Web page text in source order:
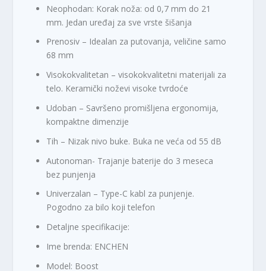
Neophodan: Korak noža: od 0,7 mm do 21
mm. Jedan uređaj za sve vrste šišanja
Prenosiv – Idealan za putovanja, veličine samo
68 mm
Visokokvalitetan – visokokvalitetni materijali za
telo. Keramički noževi visoke tvrdoće
Udoban – Savršeno promišljena ergonomija,
kompaktne dimenzije
Tih – Nizak nivo buke. Buka ne veća od 55 dB
Autonoman- Trajanje baterije do 3 meseca
bez punjenja
Univerzalan – Type-C kabl za punjenje.
Pogodno za bilo koji telefon
Detaljne specifikacije:
Ime brenda: ENCHEN
Model: Boost